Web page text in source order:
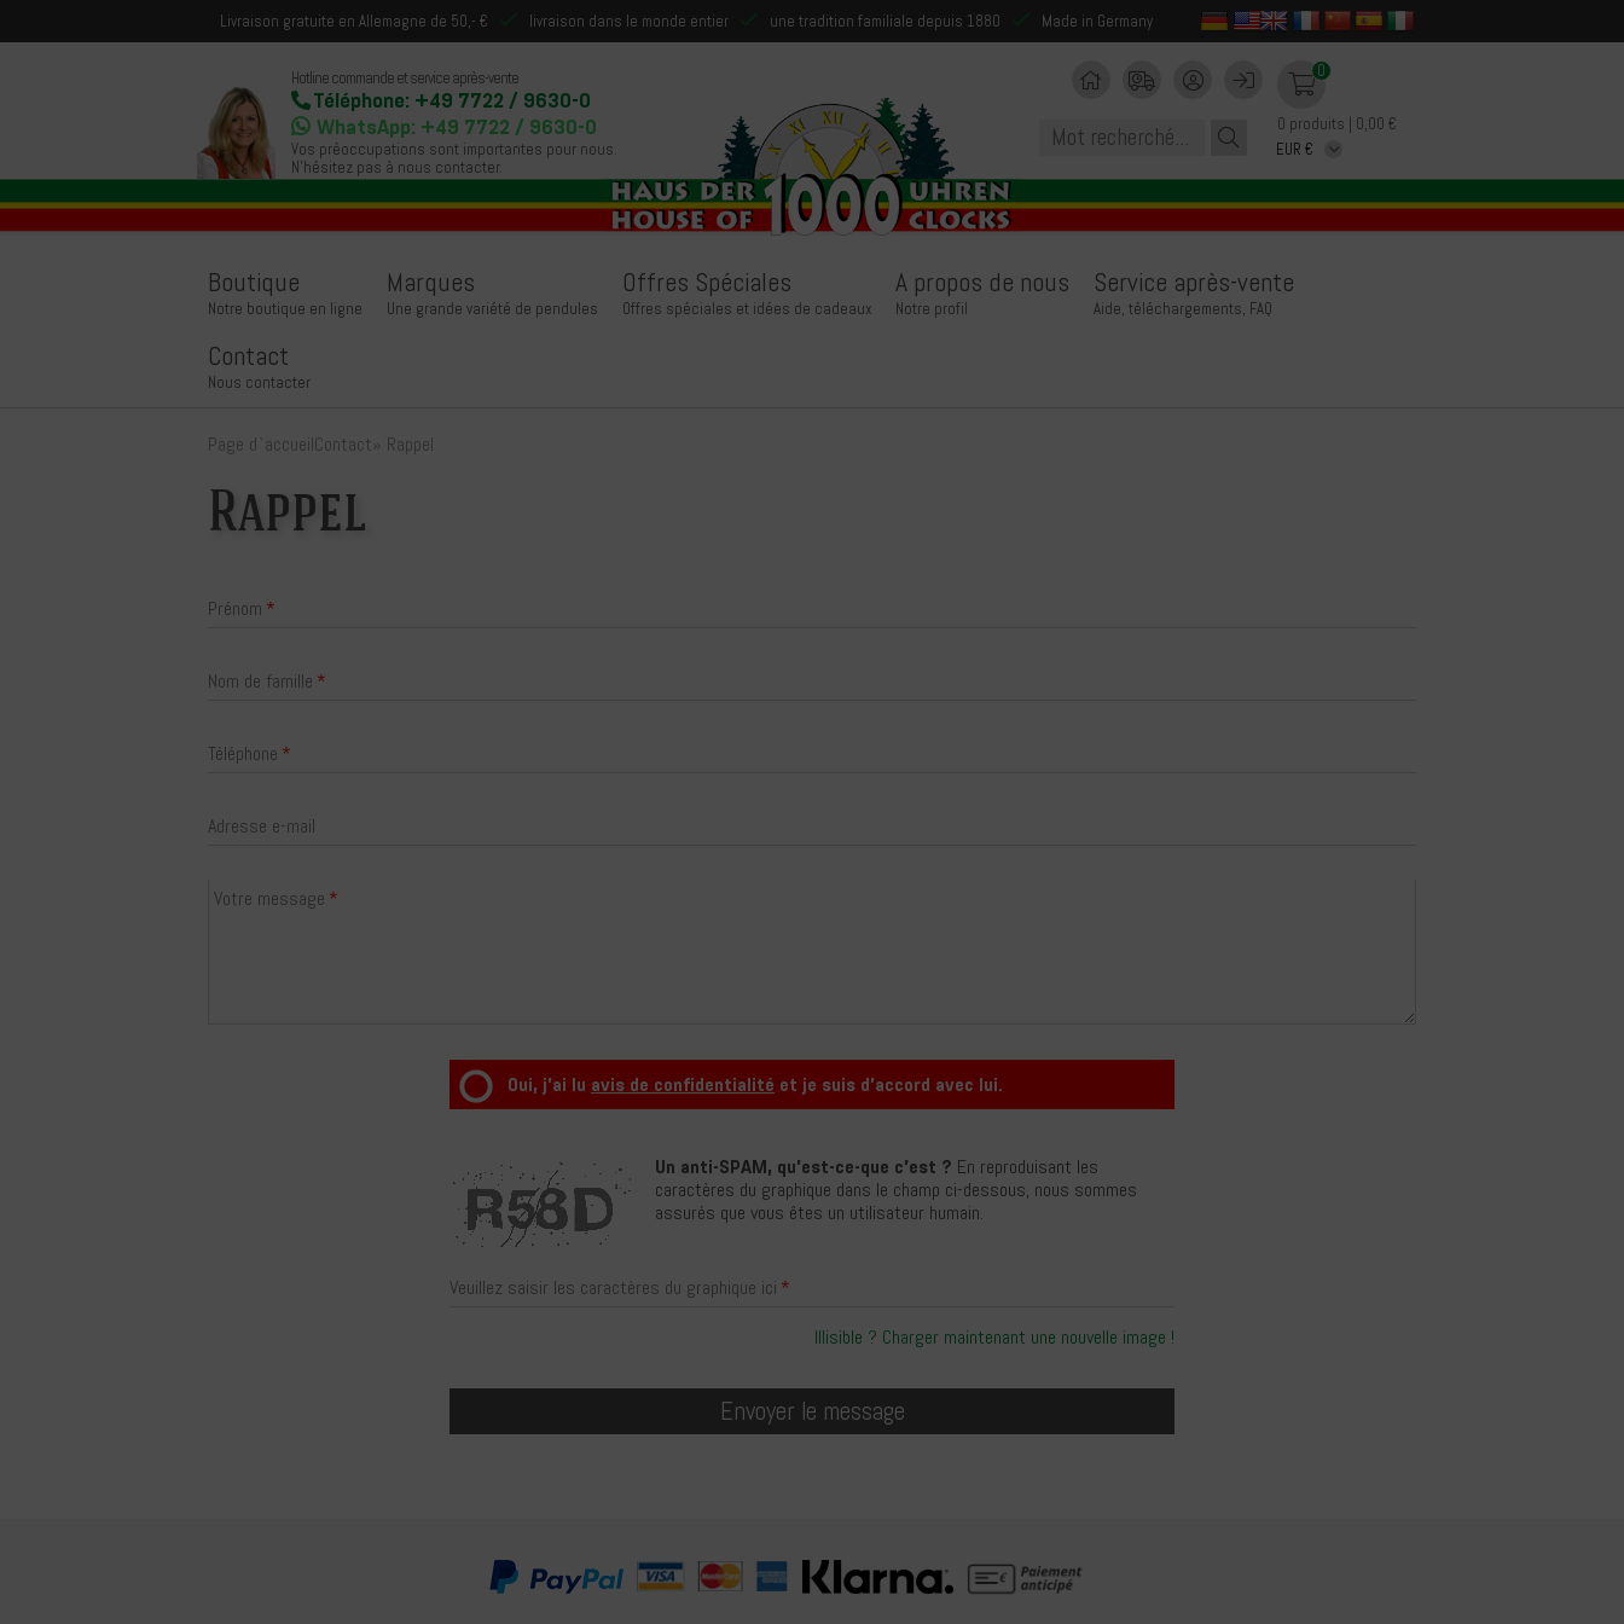
Livraison gratuite en Allemagne de 50,- € livraison dans le monde entier une tradition familiale depuis 1880 Made in Germany
Hotline commande et service après-vente
Téléphone: +49 7722 / 9630-0
WhatsApp: +49 7722 / 9630-0
Vos préoccupations sont importantes pour nous.
N'hésitez pas à nous contacter.
0
0 produits | 0,00 €
Boutique
Notre boutique en ligne
Marques
Une grande variété de pendules
Offres Spéciales
Offres spéciales et idées de cadeaux
A propos de nous
Notre profil
Service après-vente
Aide, téléchargements, FAQ
Contact
Nous contacter
Page d`accueilContact» Rappel
Rappel
Prénom
Nom de famille
Téléphone
Adresse e-mail
Votre message
Oui, j'ai lu avis de confidentialité et je suis d'accord avec lui.
Un anti-SPAM, qu'est-ce-que c'est ? En reproduisant les
caractères du graphique dans le champ ci-dessous, nous sommes
assurés que vous êtes un utilisateur humain.
Veuillez saisir les caractères du graphique ici
Illisible ? Charger maintenant une nouvelle image !
Envoyer le message